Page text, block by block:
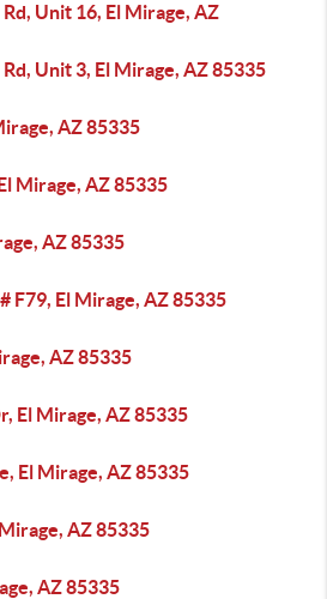
Unit 16, El Mirage, AZ
Unit 3, El Mirage, AZ 85335
AZ 85335
Mirage, AZ 85335
AZ 85335
F79, El Mirage, AZ 85335
AZ 85335
El Mirage, AZ 85335
El Mirage, AZ 85335
AZ 85335
AZ 85335